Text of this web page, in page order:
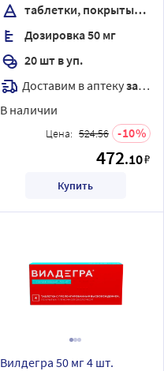
таблетки, покрытые пленочной оболочкой
Дозировка 50 мг
20 шт в уп.
Доставим в аптекузавтра
В наличии
Цена: 524.56 10
472.10₽
Купить
Вилдегра 50 мг 4 шт.